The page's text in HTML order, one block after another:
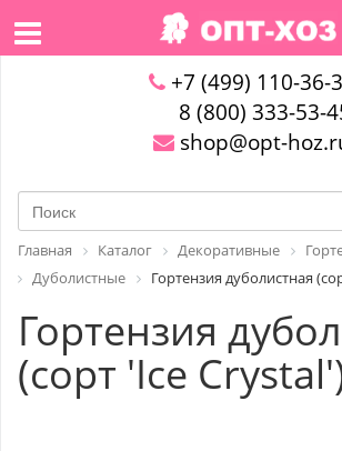
+7 (499) 110-36-
8 (800) 333-53-
shop@opt-
Главная Каталог Декоративные
Дуболистные
Гортензия дуболистная
Гортензия
(сорт 'Ice